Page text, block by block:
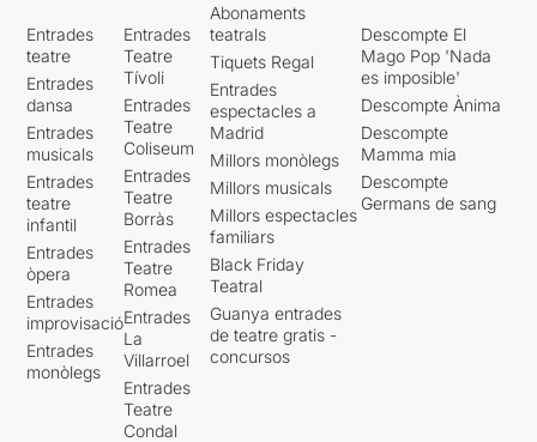
Entrades
teatre
Entrades
dansa
Entrades
musicals
Entrades
teatre
infantil
Entrades
òpera
Entrades
improvisació
Entrades
monòlegs
Entrades
Teatre
Tívoli
Entrades
Teatre
Coliseum
Entrades
Teatre
Borràs
Entrades
Teatre
Romea
Entrades
La
Villarroel
Entrades
Teatre
Condal
Abonaments
teatrals
Tiquets Regal
Entrades
espectacles a
Madrid
Millors monòlegs
Millors musicals
Millors espectacles
familiars
Black Friday
Teatral
Guanya entrades
de teatre gratis -
concursos
Descompte El
Mago Pop 'Nada
es imposible'
Descompte Ànima
Descompte
Mamma mia
Descompte
Germans de sang